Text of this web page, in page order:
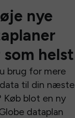
nye
som helst
brug for mere
til din næste
Køb blot en ny
dataplan